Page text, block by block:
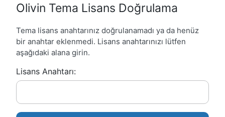
Olivin Tema Lisans Doğrulama
Tema lisans anahtarınız doğrulanamadı ya da henüz
bir anahtar eklenmedi. Lisans anahtarınızı lütfen
aşağıdaki alana girin.
Lisans Anahtarı: